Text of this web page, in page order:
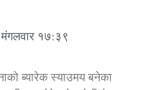
१७:३९
ब्यारेक स्याउमय बनेका